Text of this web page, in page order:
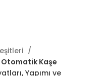
Otomatik Kaşe